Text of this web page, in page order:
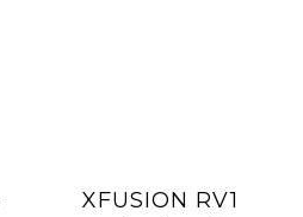
XFUSION RV1